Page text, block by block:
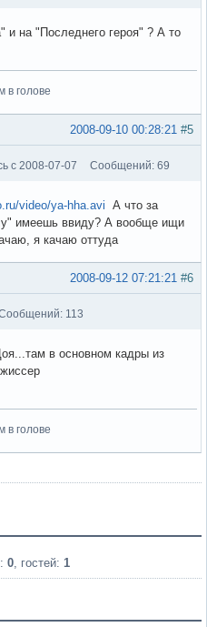
и на "Последнего героя" ? А то
в голове
#5
2008-09-10 00:28:21
с 2008-07-07 Сообщений: 69
video/ya-hha.avi А что за
имеешь ввиду? А вообще ищи
я качаю оттуда
#6
2008-09-12 07:21:21
113
в основном кадры из
в голове
0 , гостей: 1